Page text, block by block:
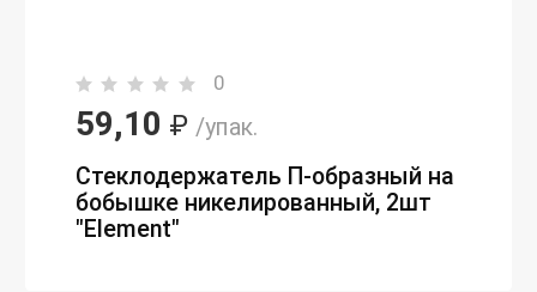
0
59,10 ₽ /упак.
Стеклодержатель П-образный на
бобышке никелированный, 2шт
"Element"